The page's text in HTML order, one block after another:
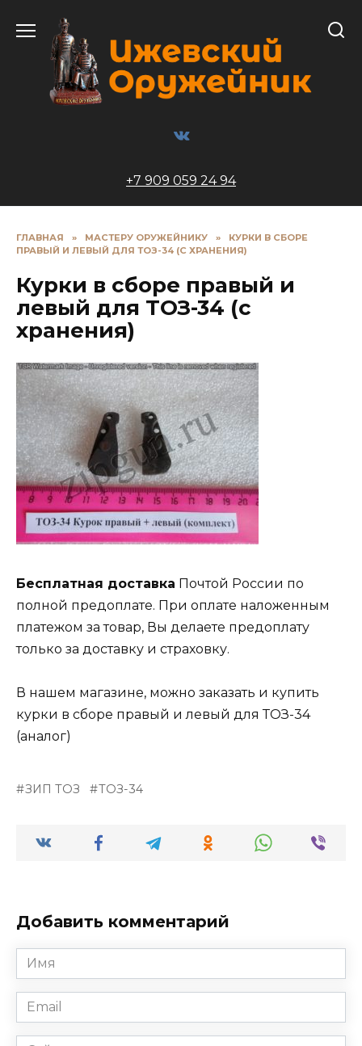
содержанию
+7 909 059 24 94
ГЛАВНАЯ » МАСТЕРУ ОРУЖЕЙНИКУ »
КУРКИ В СБОРЕ
ПРАВЫЙ И ЛЕВЫЙ ДЛЯ ТОЗ-34 (С ХРАНЕНИЯ)
Курки в сборе правый и
левый для ТОЗ-34 (с
хранения)
Бесплатная доставка Почтой России по
полной предоплате. При оплате наложенным
платежом за товар, Вы делаете предоплату
только за доставку и страховку.
В нашем магазине, можно заказать и купить
курки в сборе правый и левый для ТОЗ-34
(аналог)
ЗИП ТОЗ ТОЗ-34
Добавить комментарий
Имя
*
Email
*